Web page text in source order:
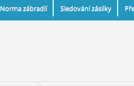
Norma zábradlí Sledování zásilky